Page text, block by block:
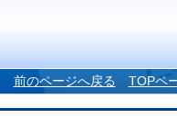
前のページへ戻る TOPペ